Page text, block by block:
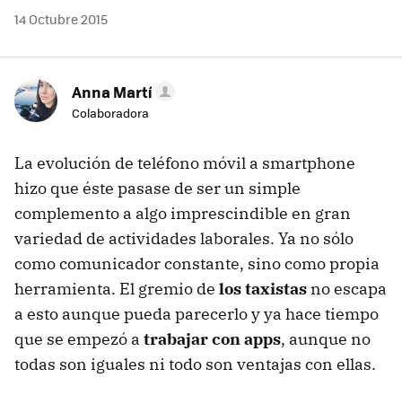
14 Octubre 2015
Anna Martí
Colaboradora
La evolución de teléfono móvil a smartphone
hizo que éste pasase de ser un simple
complemento a algo imprescindible en gran
variedad de actividades laborales. Ya no sólo
como comunicador constante, sino como propia
herramienta. El gremio de los taxistas no escapa
a esto aunque pueda parecerlo y ya hace tiempo
que se empezó a trabajar con apps, aunque no
todas son iguales ni todo son ventajas con ellas.